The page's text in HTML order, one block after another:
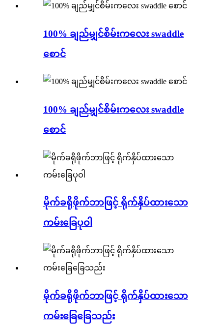
100% ချည်မျှင်စိမ်းကလေး swaddle
စောင်
100% ချည်မျှင်စိမ်းကလေး swaddle
စောင်
မိုက်ခရိုဖိုက်ဘာဖြင့် ရိုက်နှိပ်ထားသော
ကမ်းခြေပုဝါ
မိုက်ခရိုဖိုက်ဘာဖြင့် ရိုက်နှိပ်ထားသော
ကမ်းခြေခြေသည်း